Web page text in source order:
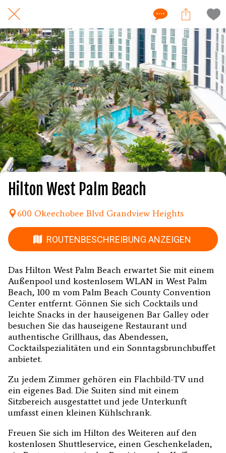
Hilton West Palm Beach
600 Okeechobee Blvd Grandview Heights
ROUTENBESCHREIBUNG ANZEIGEN
Das Hilton West Palm Beach erwartet Sie mit einem
Außenpool und kostenlosem WLAN in West Palm
Beach, 100 m vom Palm Beach County Convention
Center entfernt. Gönnen Sie sich Cocktails und
leichte Snacks in der hauseigenen Bar Galley oder
besuchen Sie das hauseigene Restaurant und
authentische Grillhaus, das Abendessen,
Cocktailspezialitäten und ein Sonntagsbrunchbuffet
anbietet.
Zu jedem Zimmer gehören ein Flachbild-TV und
ein eigenes Bad. Die Suiten sind mit einem
Sitzbereich ausgestattet und jede Unterkunft
umfasst einen kleinen Kühlschrank.
Freuen Sie sich im Hilton des Weiteren auf den
kostenlosen Shuttleservice, einen Geschenkeladen,